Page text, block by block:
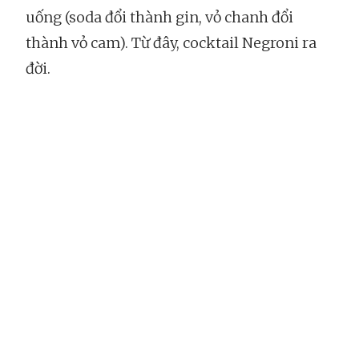
uống (soda đổi thành gin, vỏ chanh đổi
thành vỏ cam). Từ đây, cocktail Negroni ra
đời.